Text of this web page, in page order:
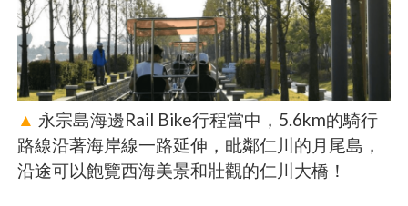
▲ 永宗島海邊Rail Bike行程當中，5.6km的騎行
路線沿著海岸線一路延伸，毗鄰仁川的月尾島，
沿途可以飽覽西海美景和壯觀的仁川大橋！